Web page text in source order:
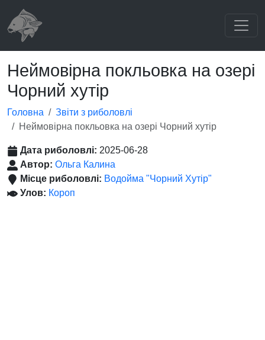
Неймовірна покльовка на озері
Чорний хутір
Головна
Звіти з риболовлі
Неймовірна покльовка на озері Чорний хутір
Дата риболовлі: 2025-06-28
Автор: Ольга Калина
Місце риболовлі: Водойма "Чорний Хутір"
Улов: Короп